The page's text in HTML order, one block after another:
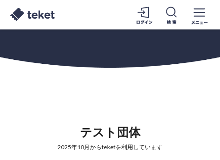
テスト団体
2025年10月からteketを利用しています